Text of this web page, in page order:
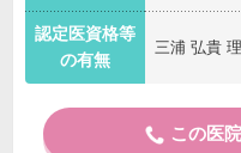
認定医資格等
の有無
三浦 弘貴
この医